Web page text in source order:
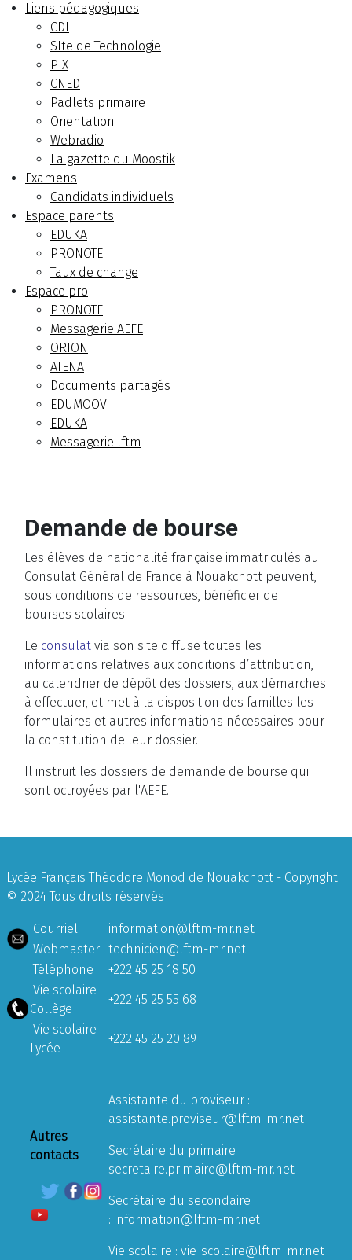
Liens pédagogiques
CDI
SIte de Technologie
PIX
CNED
Padlets primaire
Orientation
Webradio
La gazette du Moostik
Examens
Candidats individuels
Espace parents
EDUKA
PRONOTE
Taux de change
Espace pro
PRONOTE
Messagerie AEFE
ORION
ATENA
Documents partagés
EDUMOOV
EDUKA
Messagerie lftm
Demande de bourse
Les élèves de nationalité française immatriculés au
Consulat Général de France à Nouakchott peuvent,
sous conditions de ressources, bénéficier de
bourses scolaires.
Le consulat via son site diffuse toutes les
informations relatives aux conditions d’attribution,
au calendrier de dépôt des dossiers, aux démarches
à effectuer, et met à la disposition des familles les
formulaires et autres informations nécessaires pour
la constitution de leur dossier.
Il instruit les dossiers de demande de bourse qui
sont octroyées par l'AEFE.
Lycée Français Théodore Monod de Nouakchott - Copyright
© 2024 Tous droits réservés
Courriel
information@lftm-mr.net
Webmaster technicien@lftm-mr.net
Téléphone
+222 45 25 18 50
Vie scolaire
Collège
+222 45 25 55 68
Vie scolaire
Lycée
+222 45 25 20 89
Autres
contacts
Assistante du proviseur :
assistante.proviseur@lftm-mr.net
Secrétaire du primaire :
secretaire.primaire@lftm-mr.net
Secrétaire du secondaire
: information@lftm-mr.net
Vie scolaire : vie-scolaire@lftm-mr.net